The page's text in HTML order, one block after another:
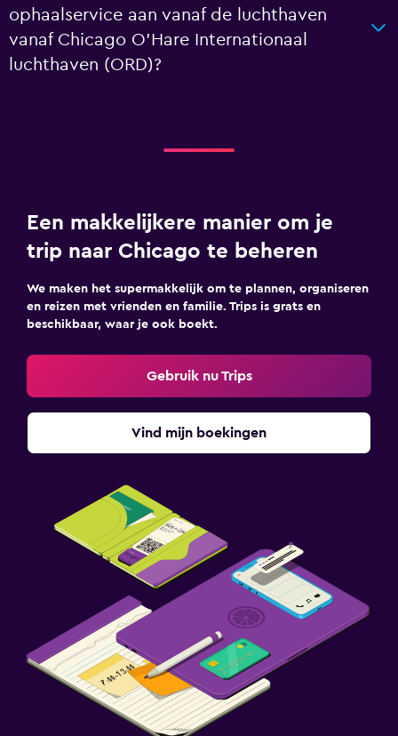
ophaalservice aan vanaf de luchthaven
vanaf Chicago O'Hare Internationaal
luchthaven (ORD)?
Een makkelijkere manier om je
trip naar Chicago te beheren
We maken het supermakkelijk om te plannen, organiseren
en reizen met vrienden en familie. Trips is grats en
beschikbaar, waar je ook boekt.
Gebruik nu Trips
Vind mijn boekingen